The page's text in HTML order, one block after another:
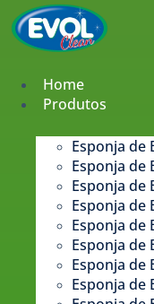
Pular
para
conteúdo
Home
Produtos
Esponja de
Esponja de
Esponja de
Esponja de
Esponja de
Esponja de
Esponja de
Esponja de